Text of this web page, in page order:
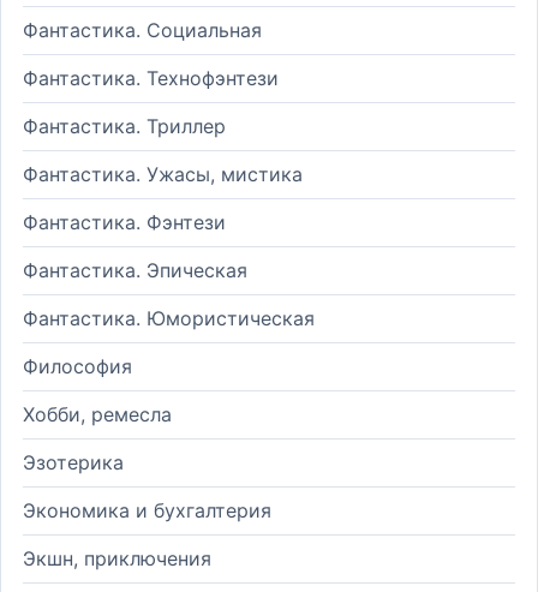
Фантастика. Социальная
Фантастика. Технофэнтези
Фантастика. Триллер
Фантастика. Ужасы, мистика
Фантастика. Фэнтези
Фантастика. Эпическая
Фантастика. Юмористическая
Философия
Хобби, ремесла
Эзотерика
Экономика и бухгалтерия
Экшн, приключения